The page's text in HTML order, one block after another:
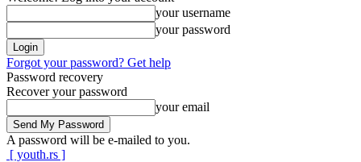
your username
your password
Forgot your password? Get help
Password recovery
Recover your password
your email
A password will be e-mailed to you.
[ youth.rs ]